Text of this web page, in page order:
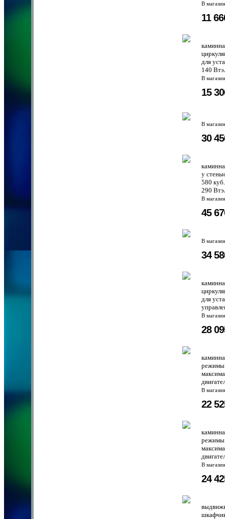
В
11
для
140
В
15
В
30
у
580
290
В
45
В
34
для
В
28
режимы
В
22
режимы
В
24